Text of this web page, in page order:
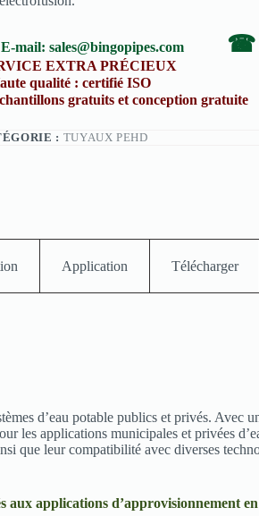
mail: sales@bingopipes.com ☎
EXTRA PRÉCIEUX
qualité : certifié
gratuits et conception
: TUYAUX PEHD
Application Télécharger
d’eau potable publics et privés. Avec
les applications municipales et privées
que leur compatibilité avec diverses
applications d’approvisionnement